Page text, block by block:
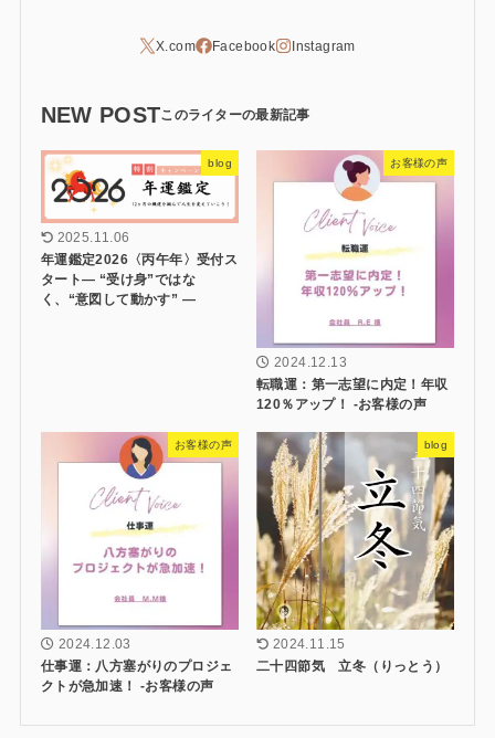
NEW POST
blog
2025.11.06
年運鑑定2026〈丙午年〉受付ス
タート― “受け身”ではな
く、“意図して動かす” ―
お客様の声
2024.12.13
転職運：第一志望に内定！年収
120％アップ！ -お客様の声
お客様の声
2024.12.03
仕事運：八方塞がりのプロジェ
クトが急加速！ -お客様の声
blog
2024.11.15
二十四節気 立冬（りっとう）